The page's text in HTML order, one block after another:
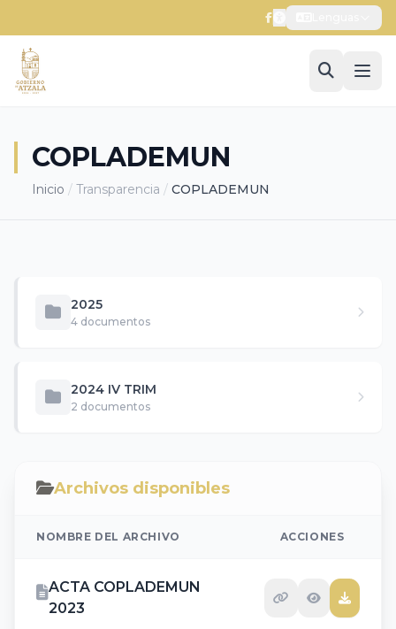
COPLADEMUN
Inicio / Transparencia / COPLADEMUN
2025
4 documentos
2024 IV TRIM
2 documentos
Archivos disponibles
NOMBRE DEL ARCHIVO ACCIONES
ACTA COPLADEMUN
2023